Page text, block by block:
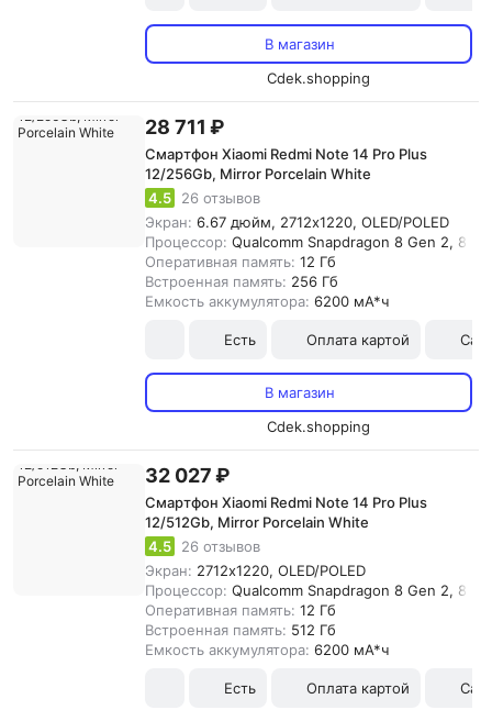
В магазин
Cdek.shopping
28 711 ₽
Смартфон Xiaomi Redmi Note 14 Pro Plus
12/256Gb, Mirror Porcelain White
4.5
26 отзывов
Экран: 6.67 дюйм, 2712x1220, OLED/POLED
Процессор: Qualcomm Snapdragon 8 Gen 2, 8-
Оперативная память: 12 Гб
Встроенная память: 256 Гб
Емкость аккумулятора: 6200 мА*ч
Есть Оплата картой
В магазин
Cdek.shopping
32 027 ₽
Смартфон Xiaomi Redmi Note 14 Pro Plus
12/512Gb, Mirror Porcelain White
4.5
26 отзывов
Экран: 2712x1220, OLED/POLED
Процессор: Qualcomm Snapdragon 8 Gen 2, 8-
Оперативная память: 12 Гб
Встроенная память: 512 Гб
Емкость аккумулятора: 6200 мА*ч
Есть Оплата картой